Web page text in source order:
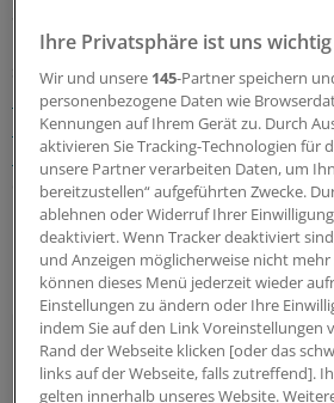
und andere Beschäftigte vor
sollen. Darunter fallen
Policy der University of South
Discrimination and Harassement
University; Leitlinien, die ein klares
der Hochschulen gegenüber
Diskriminierung darstellen. Davon
Beispiele, sobald man die
uni" in die Suchmaschine eintippt.
Andia Mirbagheri
Ihre Privatsphäre ist uns wichtig
Wir und unsere 145-Partner speichern
personenbezogene Daten wie
Kennungen auf Ihrem Gerät zu. Durch
aktivieren Sie Tracking-Technologien für
unsere Partner verarbeiten Daten, um
bereitzustellen“ aufgeführten Zwecke.
ablehnen oder Widerruf Ihrer
deaktiviert. Wenn Tracker deaktiviert
und Anzeigen möglicherweise nicht mehr
können dieses Menü jederzeit wieder
Einstellungen zu ändern oder Ihre
indem Sie auf den Link Voreinstellungen
Rand der Webseite klicken [oder das
links auf der Webseite, falls zutreffend].
gelten innerhalb unseres Website.